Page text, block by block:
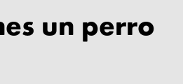
un perro